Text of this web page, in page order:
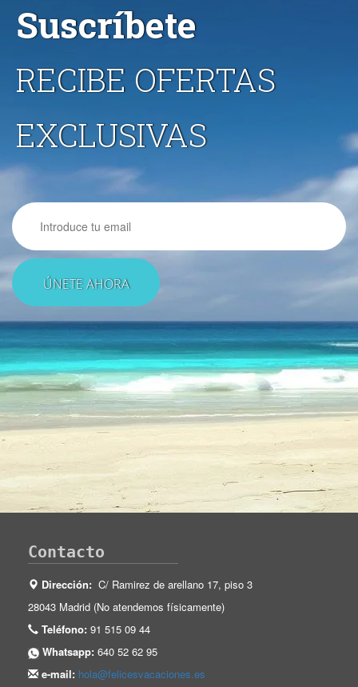
Suscríbete
RECIBE OFERTAS
EXCLUSIVAS
Email
Contacto
Dirección: C/ Ramirez de arellano 17, piso 3
28043 Madrid (No atendemos físicamente)
Teléfono: 91 515 09 44
Whatsapp: 640 52 62 95
e-mail: hola@felicesvacaciones.es